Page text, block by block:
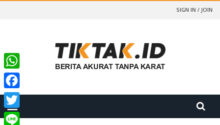
SIGN IN / JOIN
WhatsApp
Facebook
Twitter